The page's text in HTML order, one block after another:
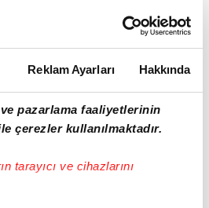
Reklam Ayarları Hakkında
pazarlama faaliyetlerinin
çerezler kullanılmaktadır.
tarayıcı ve cihazlarını